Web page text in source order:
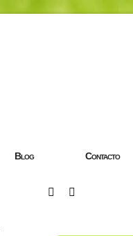
Blog Contacto